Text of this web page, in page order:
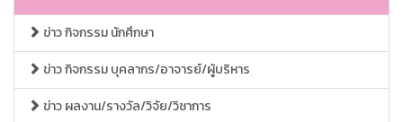
ข่าว กิจกรรม นักศึกษา
ข่าว กิจกรรม บุคลากร/อาจารย์/ผู้บริหาร
ข่าว ผลงาน/รางวัล/วิจัย/วิชาการ